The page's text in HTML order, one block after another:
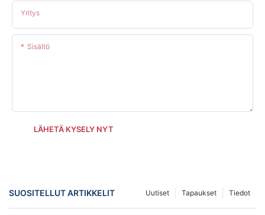
Yritys
Sisältö
LÄHETÄ KYSELY NYT
SUOSITELLUT ARTIKKELIT Tiedot
Tapaukset
Uutiset